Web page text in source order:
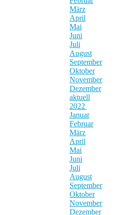
März
April
Mai
Juni
Juli
August
September
Oktober
November
Dezember
aktuell
2022
Januar
Februar
März
April
Mai
Juni
Juli
August
September
Oktober
November
Dezember